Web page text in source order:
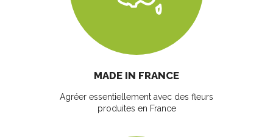
MADE IN FRANCE
Agréer essentiellement avec des fleurs
produites en France